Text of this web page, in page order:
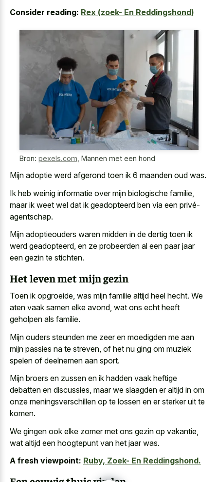
Consider reading: Rex (zoek- En Reddingshond)
Bron: pexels.com Mannen met een hond
Mijn adoptie werd afgerond toen ik 6 maanden oud was.
Ik heb weinig informatie over mijn biologische familie
maar ik weet wel dat ik geadopteerd ben via een privé-
agentschap.
Mijn adoptieouders waren midden in de dertig toen ik
werd geadopteerd, en ze probeerden al een paar jaar
een gezin te stichten.
Het leven met mijn gezin
Toen ik opgroeide, was mijn familie altijd heel hecht. We
aten vaak samen elke avond, wat ons echt heeft
geholpen als familie.
Mijn ouders steunden me zeer en moedigden me aan
mijn passies na te streven, of het nu ging om muziek
spelen of deelnemen aan sport.
Mijn broers en zussen en ik hadden vaak heftige
debatten en discussies, maar we slaagden er altijd in om
onze meningsverschillen op te lossen en er sterker uit te
komen.
We gingen ook elke zomer met ons gezin op vakantie,
wat altijd een hoogtepunt van het jaar was.
A fresh viewpoint: Ruby, Zoek- En Reddingshond.